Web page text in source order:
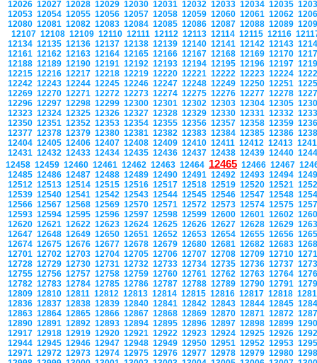
12026 12027 12028 12029 12030 12031 12032 12033 12034 12035
12053 12054 12055 12056 12057 12058 12059 12060 12061 12062
12080 12081 12082 12083 12084 12085 12086 12087 12088 12089
12107 12108 12109 12110 12111 12112 12113 12114 12115 12116
12134 12135 12136 12137 12138 12139 12140 12141 12142 12143
12161 12162 12163 12164 12165 12166 12167 12168 12169 12170
12188 12189 12190 12191 12192 12193 12194 12195 12196 12197
12215 12216 12217 12218 12219 12220 12221 12222 12223 12224
12242 12243 12244 12245 12246 12247 12248 12249 12250 12251
12269 12270 12271 12272 12273 12274 12275 12276 12277 12278
12296 12297 12298 12299 12300 12301 12302 12303 12304 12305
12323 12324 12325 12326 12327 12328 12329 12330 12331 12332
12350 12351 12352 12353 12354 12355 12356 12357 12358 12359
12377 12378 12379 12380 12381 12382 12383 12384 12385 12386
12404 12405 12406 12407 12408 12409 12410 12411 12412 12413
12431 12432 12433 12434 12435 12436 12437 12438 12439 12440
12458 12459 12460 12461 12462 12463 12464 12465 12466 12467
12485 12486 12487 12488 12489 12490 12491 12492 12493 12494
12512 12513 12514 12515 12516 12517 12518 12519 12520 12521
12539 12540 12541 12542 12543 12544 12545 12546 12547 12548
12566 12567 12568 12569 12570 12571 12572 12573 12574 12575
12593 12594 12595 12596 12597 12598 12599 12600 12601 12602
12620 12621 12622 12623 12624 12625 12626 12627 12628 12629
12647 12648 12649 12650 12651 12652 12653 12654 12655 12656
12674 12675 12676 12677 12678 12679 12680 12681 12682 12683
12701 12702 12703 12704 12705 12706 12707 12708 12709 12710
12728 12729 12730 12731 12732 12733 12734 12735 12736 12737
12755 12756 12757 12758 12759 12760 12761 12762 12763 12764
12782 12783 12784 12785 12786 12787 12788 12789 12790 12791
12809 12810 12811 12812 12813 12814 12815 12816 12817 12818
12836 12837 12838 12839 12840 12841 12842 12843 12844 12845
12863 12864 12865 12866 12867 12868 12869 12870 12871 12872
12890 12891 12892 12893 12894 12895 12896 12897 12898 12899
12917 12918 12919 12920 12921 12922 12923 12924 12925 12926
12944 12945 12946 12947 12948 12949 12950 12951 12952 12953
12971 12972 12973 12974 12975 12976 12977 12978 12979 12980